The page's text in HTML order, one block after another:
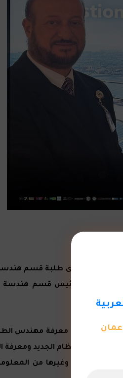
التطبيقي لدى طلبة قسم
وبإشراف رئيس قسم هندسة
أهمية معرفة مهندس
صدر عام ٢٠٢٤، وقد تم التركيز على آليات الربط
الصفري وغيرها من
عمان